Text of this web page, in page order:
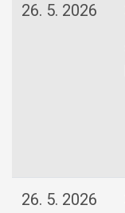
26. 5. 2026
26. 5. 2026